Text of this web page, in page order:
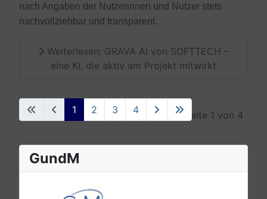
nach Angaben der Nutzerinnen und Nutzer stets
nachvollziehbar und transparent.
Weiterlesen: GRAVA AI von SOFTTECH –
eine KI, die aktiv am Projekt mitwirkt
Seite 1 von 4
1 2 3 4
GundM